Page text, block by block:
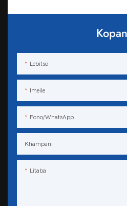
Lebitso
Imeile
Fono/WhatsApp
Khampani
Litaba